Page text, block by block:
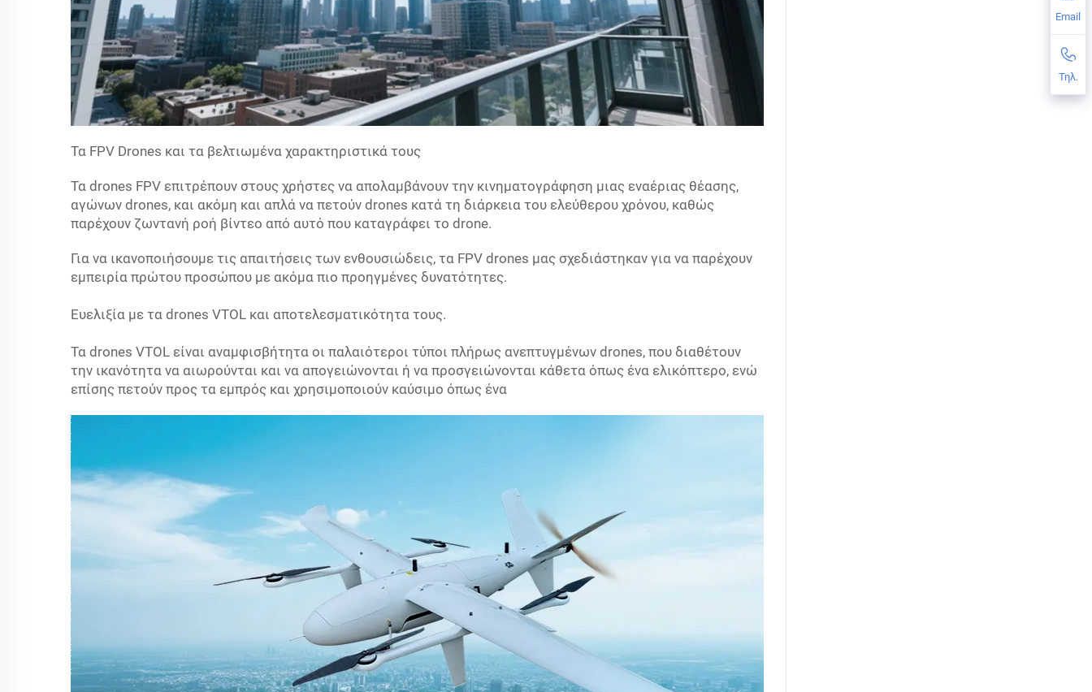
Τα FPV Drones και τα βελτιωμένα χαρακτηριστικά τους
Τα drones FPV επιτρέπουν στους χρήστες να απολαμβάνουν την κινηματογράφηση μιας εναέριας θέασης,
αγώνων drones, και ακόμη και απλά να πετούν drones κατά τη διάρκεια του ελεύθερου χρόνου, καθώς
παρέχουν ζωντανή ροή βίντεο από αυτό που καταγράφει το drone.
Για να ικανοποιήσουμε τις απαιτήσεις των ενθουσιώδεις, τα FPV drones μας σχεδιάστηκαν για να παρέχουν
εμπειρία πρώτου προσώπου με ακόμα πιο προηγμένες δυνατότητες.
Ευελιξία με τα drones VTOL και αποτελεσματικότητα τους.
Τα drones VTOL είναι αναμφισβήτητα οι παλαιότεροι τύποι πλήρως ανεπτυγμένων drones, που διαθέτουν
την ικανότητα να αιωρούνται και να απογειώνονται ή να προσγειώνονται κάθετα όπως ένα ελικόπτερο, ενώ
επίσης πετούν προς τα εμπρός και χρησιμοποιούν καύσιμο όπως ένα
Email
Τηλ.